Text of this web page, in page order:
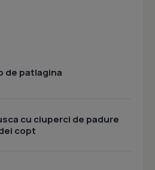
de patlagina
cu ciuperci de padure
copt